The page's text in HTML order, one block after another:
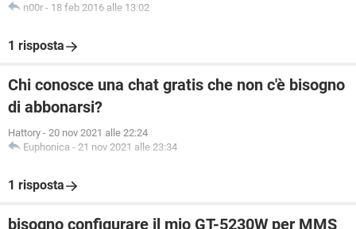
n00r - 18 feb 2016 alle 13:02
1 risposta
Chi conosce una chat gratis che non c'è bisogno
di abbonarsi?
Hattory - 20 nov 2021 alle 22:24
Euphonica - 21 nov 2021 alle 23:34
1 risposta
bisogno configurare il mio GT-5230W per MMS